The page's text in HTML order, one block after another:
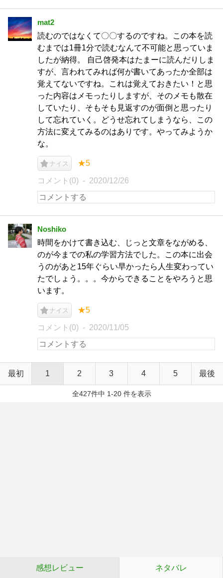
mat2
読むのではなくて〇〇するのですね。この本を読
むまでは1冊1分で読むなんて不可能と思っていま
したが納得。 自己啓発本はたまーに読んだりしま
すが、言われてみれば何が書いてあったか全部は
覚えてないですね。これは覚えておきたい！と思
った内容はメモったりしますが、そのメモも散在
していたり、そもそも見返すのが面倒と思ったり
して忘れていく。どうせ忘れてしまうなら、この
方法に変えてみるのはありです。やってみようか
な。
ナイス ★5
コメント(0) 2020/12/26
Noshiko
時間をかけて書き込む、じっと文章をながめる、
のが今までの私の学習方法でした。この本に出会
うのがあと15年ぐらい早かったら人生変わってい
たでしょう。。。今からできることをやろうと思
います。
ナイス ★5
コメント(0) 2020/11/05
最初 1 2 3 4 5 最後
全427件中 1-20 件を表示
感想レビュー ネタバレ